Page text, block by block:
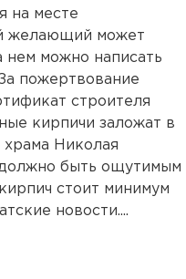
на месте
желающий может
нем можно написать
пожертвование
строителя
кирпичи заложат в
храма Николая
быть ощутимым
стоит минимум
новости....